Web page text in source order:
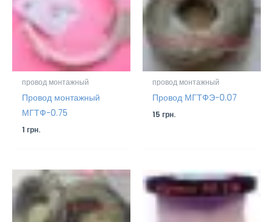
провод монтажный
Провод монтажный
МГТФ-0.75
1грн.
провод монтажный
Провод МГТФЭ-0.07
15грн.